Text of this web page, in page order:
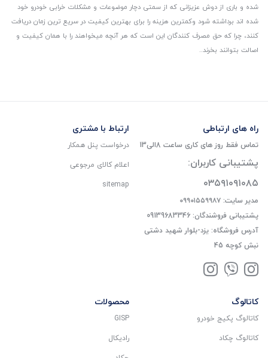
شده و باری از دوش عزیزانی که از سمتی دچار موضوعات و مشکلات خرابی خودرو خود
شده اند برداشته شود و‌کمترین هزینه را برای بهترین کیفیت در سریع ترین زمان دریافت
کنند، چرا که حق مصرف کنندگان این است که هر آنچه میخواهند را با همان کیفیت و
اصالت بتوانند بخرند..
راه های ارتباطی
تماس فقط روز های کاری ساعت 8الی13
پشتیبانی کاربران:
۰۳۵۹۱۰۹۱۰۸۵
مدیر سایت: ۰۹۹۰۱۵۵۹۹۸۷
پشتیبانی فروشندگان: 09139683346
آدرس فروشگاه: یزد-بلوار شهید دشتی
نبش کوچه 45
ارتباط با مشتری
درخواست پنل همکار
اعلام کالای مرجوعی
sitemap
کاتالوگ
کاتالوگ پکیج خودرو
کاتالوگ چکاد
محصولات
GISP
رادیکال